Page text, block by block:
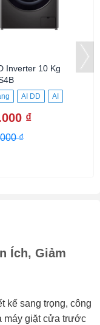
Inverter 10 Kg
AI DD
AI
₫
₫
Ích, Giảm
kế sang trọng, công
máy giặt cửa trước